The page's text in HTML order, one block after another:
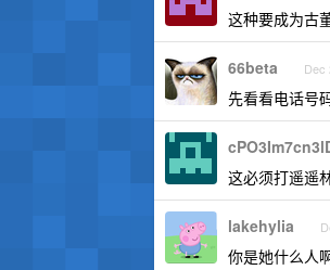
这种要成为古
66beta Dec
先看看电话号
这必须打遥遥
lakehylia
你是她什么人